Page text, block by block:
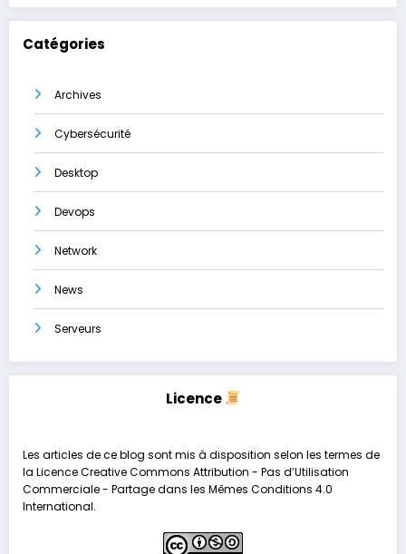
Catégories
Archives
Cybersécurité
Desktop
Devops
Network
News
Serveurs
Licence
Les articles de ce blog sont mis à disposition selon les termes de
la Licence Creative Commons Attribution - Pas d’Utilisation
Commerciale - Partage dans les Mêmes Conditions 4.0
International.